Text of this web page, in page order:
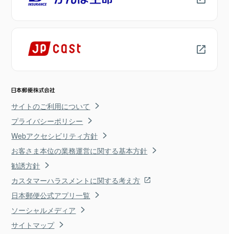
サイトのご利用について
プライバシーポリシー
Webアクセシビリティ方針
お客さま本位の業務運営に関する基本方針
勧誘方針
カスタマーハラスメントに関する考え方
日本郵便公式アプリ一覧
ソーシャルメディア
サイトマップ